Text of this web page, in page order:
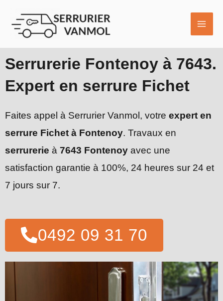
contenu
Serrurerie Fontenoy à 7643.
Expert en serrure Fichet
Faites appel à Serrurier Vanmol, votre expert en
serrure Fichet à Fontenoy. Travaux en
serrurerie à 7643 Fontenoy avec une
satisfaction garantie à 100%, 24 heures sur 24 et
7 jours sur 7.
0492 09 31 70